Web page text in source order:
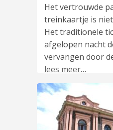
Het vertrouwde
treinkaartje is
Het traditionele
afgelopen nacht
vervangen door
lees meer…